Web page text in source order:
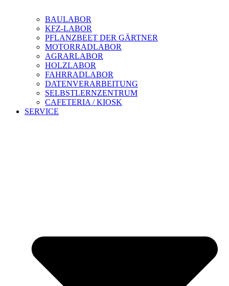
BAULABOR
KFZ-LABOR
PFLANZBEET DER GÄRTNER
MOTORRADLABOR
AGRARLABOR
HOLZLABOR
FAHRRADLABOR
DATENVERARBEITUNG
SELBSTLERNZENTRUM
CAFETERIA / KIOSK
SERVICE